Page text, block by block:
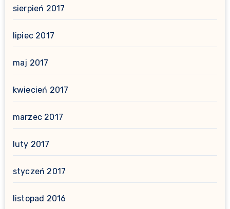
sierpień 2017
lipiec 2017
maj 2017
kwiecień 2017
marzec 2017
luty 2017
styczeń 2017
listopad 2016